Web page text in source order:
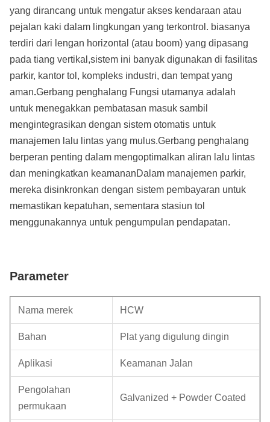
yang dirancang untuk mengatur akses kendaraan atau
pejalan kaki dalam lingkungan yang terkontrol. biasanya
terdiri dari lengan horizontal (atau boom) yang dipasang
pada tiang vertikal,sistem ini banyak digunakan di fasilitas
parkir, kantor tol, kompleks industri, dan tempat yang
aman.Gerbang penghalang Fungsi utamanya adalah
untuk menegakkan pembatasan masuk sambil
mengintegrasikan dengan sistem otomatis untuk
manajemen lalu lintas yang mulus.Gerbang penghalang
berperan penting dalam mengoptimalkan aliran lalu lintas
dan meningkatkan keamananDalam manajemen parkir,
mereka disinkronkan dengan sistem pembayaran untuk
memastikan kepatuhan, sementara stasiun tol
menggunakannya untuk pengumpulan pendapatan.
Parameter
Nama merek HCW
Bahan Plat yang digulung dingin
Aplikasi Keamanan Jalan
Pengolahan
permukaan
Galvanized + Powder Coated